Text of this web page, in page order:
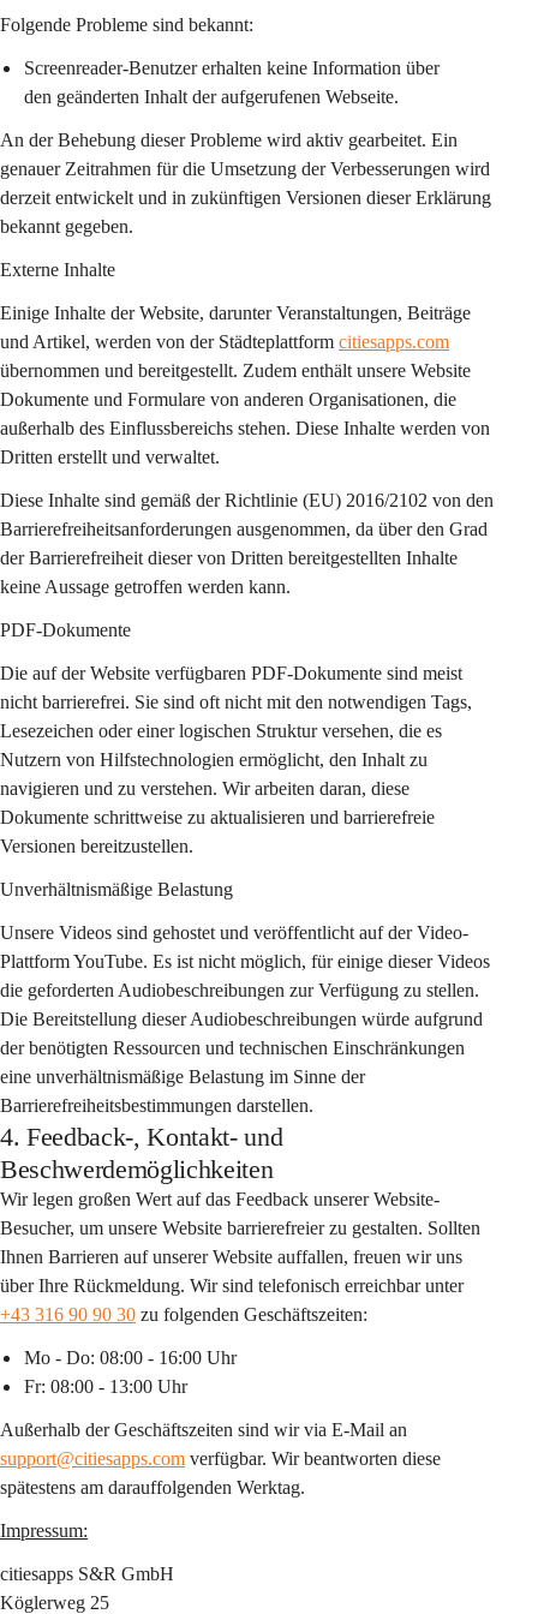
Folgende Probleme sind bekannt:
Screenreader-Benutzer erhalten keine Information über
den geänderten Inhalt der aufgerufenen Webseite.
An der Behebung dieser Probleme wird aktiv gearbeitet. Ein
genauer Zeitrahmen für die Umsetzung der Verbesserungen wird
derzeit entwickelt und in zukünftigen Versionen dieser Erklärung
bekannt gegeben.
Externe Inhalte
Einige Inhalte der Website, darunter Veranstaltungen, Beiträge
und Artikel, werden von der Städteplattform citiesapps.com
übernommen und bereitgestellt. Zudem enthält unsere Website
Dokumente und Formulare von anderen Organisationen, die
außerhalb des Einflussbereichs stehen. Diese Inhalte werden von
Dritten erstellt und verwaltet.
Diese Inhalte sind gemäß der Richtlinie (EU) 2016/2102 von den
Barrierefreiheitsanforderungen ausgenommen, da über den Grad
der Barrierefreiheit dieser von Dritten bereitgestellten Inhalte
keine Aussage getroffen werden kann.
PDF-Dokumente
Die auf der Website verfügbaren PDF-Dokumente sind meist
nicht barrierefrei. Sie sind oft nicht mit den notwendigen Tags,
Lesezeichen oder einer logischen Struktur versehen, die es
Nutzern von Hilfstechnologien ermöglicht, den Inhalt zu
navigieren und zu verstehen. Wir arbeiten daran, diese
Dokumente schrittweise zu aktualisieren und barrierefreie
Versionen bereitzustellen.
Unverhältnismäßige Belastung
Unsere Videos sind gehostet und veröffentlicht auf der Video-
Plattform YouTube. Es ist nicht möglich, für einige dieser Videos
die geforderten Audiobeschreibungen zur Verfügung zu stellen.
Die Bereitstellung dieser Audiobeschreibungen würde aufgrund
der benötigten Ressourcen und technischen Einschränkungen
eine unverhältnismäßige Belastung im Sinne der
Barrierefreiheitsbestimmungen darstellen.
4. Feedback-, Kontakt- und
Beschwerdemöglichkeiten
Wir legen großen Wert auf das Feedback unserer Website-
Besucher, um unsere Website barrierefreier zu gestalten. Sollten
Ihnen Barrieren auf unserer Website auffallen, freuen wir uns
über Ihre Rückmeldung. Wir sind telefonisch erreichbar unter
+43 316 90 90 30 zu folgenden Geschäftszeiten:
Mo - Do: 08:00 - 16:00 Uhr
Fr: 08:00 - 13:00 Uhr
Außerhalb der Geschäftszeiten sind wir via E-Mail an
support@citiesapps.com verfügbar. Wir beantworten diese
spätestens am darauffolgenden Werktag.
Impressum:
citiesapps S&R GmbH
Köglerweg 25